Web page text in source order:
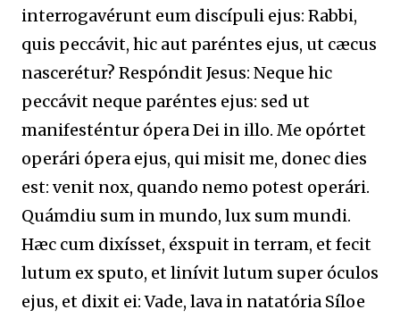
interrogavérunt eum discípuli ejus: Rabbi,
quis peccávit, hic aut paréntes ejus, ut cæcus
nascerétur? Respóndit Jesus: Neque hic
peccávit neque paréntes ejus: sed ut
manifesténtur ópera Dei in illo. Me opórtet
operári ópera ejus, qui misit me, donec dies
est: venit nox, quando nemo potest operári.
Quámdiu sum in mundo, lux sum mundi.
Hæc cum dixísset, éxspuit in terram, et fecit
lutum ex sputo, et linívit lutum super óculos
ejus, et dixit ei: Vade, lava in natatória Síloe